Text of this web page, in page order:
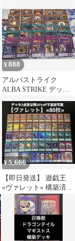
¥888
アルバストライク
ALBA STRIKE デッキ
¥5,666
【即日発送】 遊戯王
«ヴァレット» 構築済み
デッキ 80枚 日版